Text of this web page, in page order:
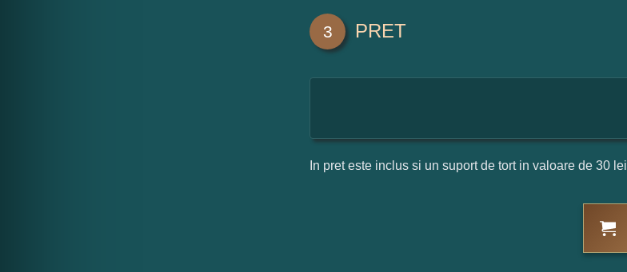
3 PRET
In pret este inclus si un suport de tort in valoare de 30 lei